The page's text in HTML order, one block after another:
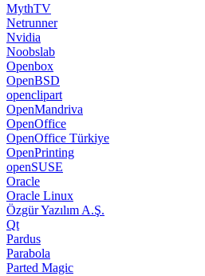
MythTV
Netrunner
Nvidia
Noobslab
Openbox
OpenBSD
openclipart
OpenMandriva
OpenOffice
OpenOffice Türkiye
OpenPrinting
openSUSE
Oracle
Oracle Linux
Özgür Yazılım A.Ş.
Qt
Pardus
Parabola
Parted Magic